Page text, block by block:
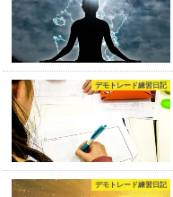
デモトレード練習日記
デモトレード練習日記